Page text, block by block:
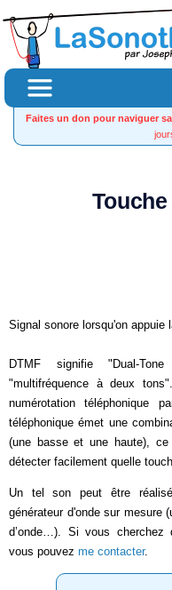
Faites un don pour naviguer
Signal sonore lorsqu'on appuie
DTMF signifie "Dual-
"multifréquence à deux
numérotation téléphonique
téléphonique émet une
(une basse et une haute),
détecter facilement quelle
Un tel son peut être
générateur d'onde sur mesure
d’onde…). Si vous cherchez
vous pouvez me contacter.